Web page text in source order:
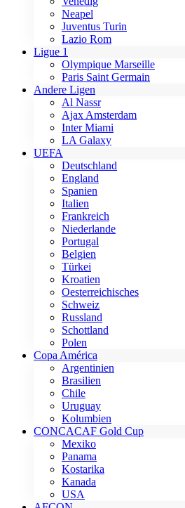
Neapel
Juventus Turin
Lazio Rom
Ligue 1
Olympique Marseille
Paris Saint Germain
Andere Ligen
Al Nassr
Ajax Amsterdam
Inter Miami
LA Galaxy
UEFA
Deutschland
England
Spanien
Italien
Frankreich
Niederlande
Portugal
Belgien
Türkei
Kroatien
Oesterreichisches
Schweiz
Russland
Schottland
Polen
Copa América
Argentinien
Brasilien
Chile
Uruguay
Kolumbien
CONCACAF Gold Cup
Mexiko
Panama
Kostarika
Kanada
USA